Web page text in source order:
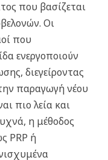
που βασίζεται
Οι
που
ενεργοποιούν
διεγείροντας
παραγωγή νέου
πιο λεία και
η μέθοδος
PRP ή